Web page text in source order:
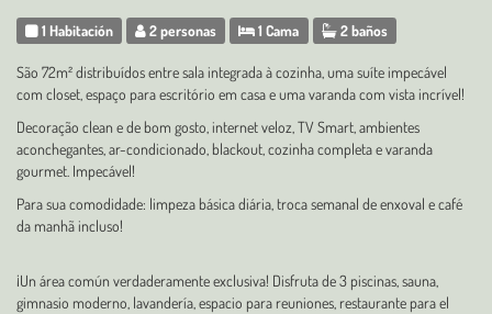
1 Habitación 2 personas 1 Cama 2 baños
São 72m² distribuídos entre sala integrada à cozinha, uma suíte impecável
com closet, espaço para escritório em casa e uma varanda com vista incrível!
Decoração clean e de bom gosto, internet veloz, TV Smart, ambientes
aconchegantes, ar-condicionado, blackout, cozinha completa e varanda
gourmet. Impecável!
Para sua comodidade: limpeza básica diária, troca semanal de enxoval e café
da manhã incluso!
¡Un área común verdaderamente exclusiva! Disfruta de 3 piscinas, sauna,
gimnasio moderno, lavandería, espacio para reuniones, restaurante para el